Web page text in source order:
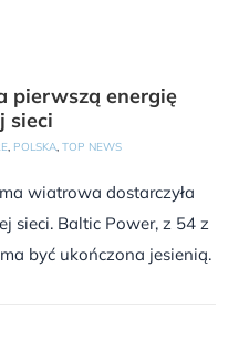
pierwszą energię
sieci
, POLSKA, TOP NEWS
wiatrowa dostarczyła
sieci. Baltic Power, z 54 z
być ukończona jesienią.